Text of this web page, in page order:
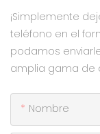
¡Simplemente
teléfono en el
podamos
amplia gama de
Nombre